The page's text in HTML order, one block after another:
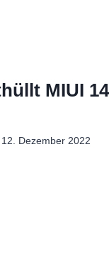
MIUI 14
12. Dezember 2022